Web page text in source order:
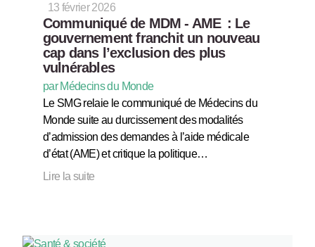
13 février 2026
Communiqué de MDM - AME : Le
gouvernement franchit un nouveau
cap dans l’exclusion des plus
vulnérables
par Médecins du Monde
Le SMG relaie le communiqué de Médecins du
Monde suite au durcissement des modalités
d’admission des demandes à l’aide médicale
d’état (AME) et critique la politique…
Lire la suite